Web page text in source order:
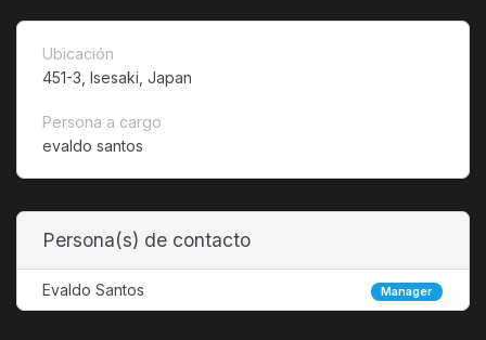
Ubicación
451-3, Isesaki, Japan
Persona a cargo
evaldo santos
Persona(s) de contacto
Evaldo Santos Manager